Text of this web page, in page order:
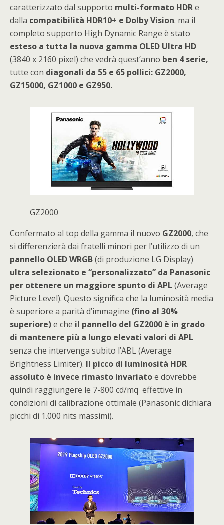
caratterizzato dal supporto multi-formato HDRe
dalla compatibilità HDR10+ e Dolby Vision. ma il
completo supporto High Dynamic Range è stato
esteso a tutta la nuova gamma OLED Ultra HD
(3840 x 2160 pixel) che vedrà quest’anno ben 4 serie,
tutte con diagonali da 55 e 65 pollici: GZ2000,
GZ15000, GZ1000 e GZ950.
GZ2000
Confermato al top della gamma il nuovo GZ2000, che
si differenzierà dai fratelli minori per l’utilizzo di un
pannello OLED WRGB(di produzione LG Display)
ultra selezionato e “personalizzato” da Panasonic
per ottenere un maggiore spunto di APL (Average
Picture Level). Questo significa che la luminosità media
è superiore a parità d’immagine (fino al 30%
superiore)e che il pannello del GZ2000 è in grado
di mantenere più a lungo elevati valori di APL
senza che intervenga subito l’ABL (Average
Brightness Limiter). Il picco di luminosità HDR
assoluto è invece rimasto invariatoe dovrebbe
quindi raggiungere le 7-800 cd/mq effettive in
condizioni di calibrazione ottimale (Panasonic dichiara
picchi di 1.000 nits massimi).